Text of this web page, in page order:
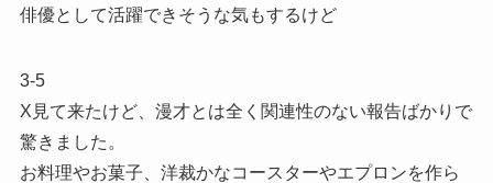
俳優として活躍できそうな気もするけど
3-5
X見て来たけど、漫才とは全く関連性のない報告ばかりで
驚きました。
お料理やお菓子、洋裁かなコースターやエプロンを作ら